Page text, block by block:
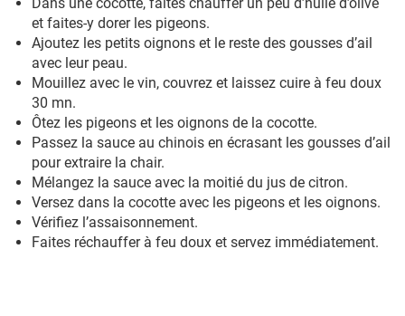
et faites-y dorer les pigeons.
Ajoutez les petits oignons et le reste des gousses d’ail
avec leur peau.
Mouillez avec le vin, couvrez et laissez cuire à feu doux
30 mn.
Ôtez les pigeons et les oignons de la cocotte.
Passez la sauce au chinois en écrasant les gousses d’ail
pour extraire la chair.
Mélangez la sauce avec la moitié du jus de citron.
Versez dans la cocotte avec les pigeons et les oignons.
Vérifiez l’assaisonnement.
Faites réchauffer à feu doux et servez immédiatement.